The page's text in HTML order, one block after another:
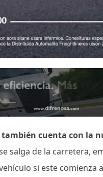
también cuenta con la
salga de la carretera,
si este comienza